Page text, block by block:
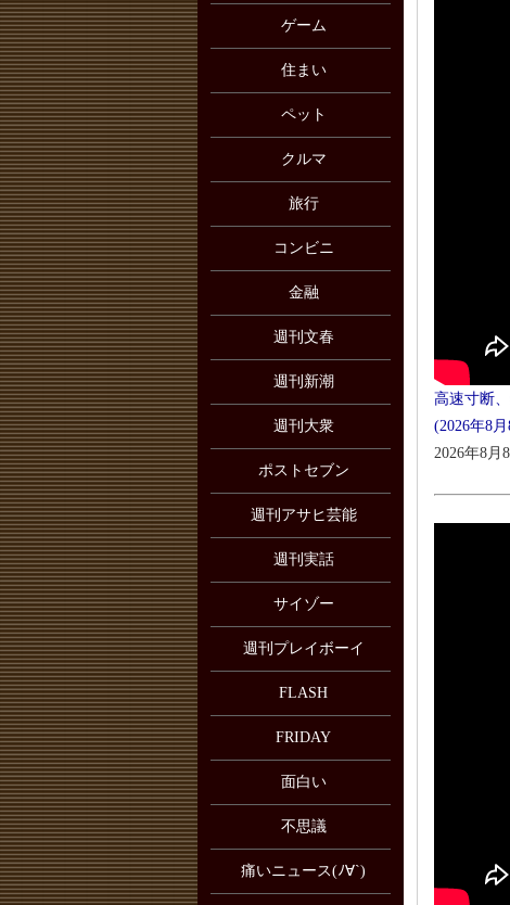
高速寸断
(2026年8
2026年8月
ゲーム
住まい
ペット
クルマ
旅行
コンビニ
金融
週刊文春
週刊新潮
週刊大衆
ポストセブン
週刊アサヒ芸能
週刊実話
サイゾー
週刊プレイボーイ
FLASH
FRIDAY
面白い
不思議
痛いニュース(ﾉ∀`)